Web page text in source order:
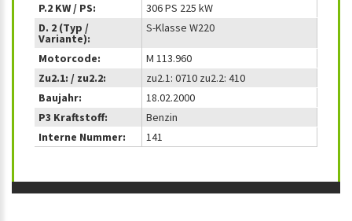
P.2 KW / PS:
306 PS 225 kW
D. 2 (Typ /
Variante):
S-Klasse W220
Motorcode:
M 113.960
Zu2.1: / zu2.2:
zu2.1: 0710 zu2.2: 410
Baujahr:
18.02.2000
P3 Kraftstoff:
Benzin
Interne Nummer:
141